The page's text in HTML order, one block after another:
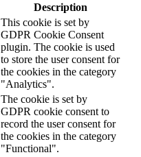
Description
This cookie is set by
GDPR Cookie Consent
plugin. The cookie is used
to store the user consent for
the cookies in the category
"Analytics".
The cookie is set by
GDPR cookie consent to
record the user consent for
the cookies in the category
"Functional".